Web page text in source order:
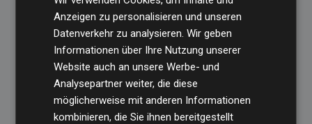
Alle unterstützten Projekte werden durch
Standardverifiziert und erfüllen höchste
Anforderungen an Qualität, tatsächliche
Klimawirkung und Transparenz. Weitere
Informationen zu den einzelnen Projekten finden
Sie hier.
Anzeigen zu personalisieren und unseren
Datenverkehr zu analysieren. Wir geben
Informationen über Ihre Nutzung unserer
Website auch an unsere Werbe- und
Analysepartner weiter, die diese
möglicherweise mit anderen Informationen
kombinieren, die Sie ihnen bereitgestellt